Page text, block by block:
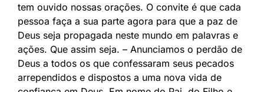
tem ouvido nossas orações. O convite é que cada
pessoa faça a sua parte agora para que a paz de
Deus seja propagada neste mundo em palavras e
ações. Que assim seja. – Anunciamos o perdão de
Deus a todos os que confessaram seus pecados
arrependidos e dispostos a uma nova vida de